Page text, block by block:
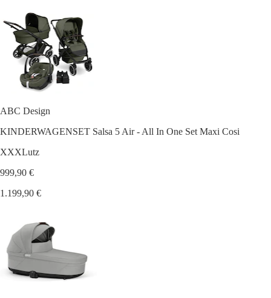
ABC Design
KINDERWAGENSET Salsa 5 Air - All In One Set Maxi Cosi
XXXLutz
999,90 €
1.199,90 €